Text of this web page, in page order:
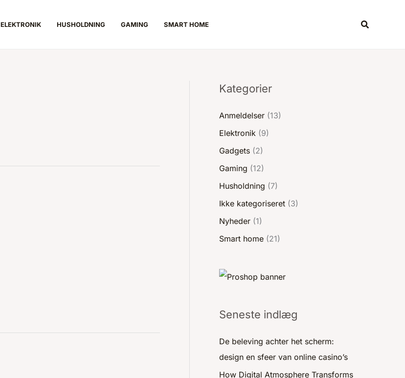
ELEKTRONIK HUSHOLDNING GAMING SMART HOME Søg
Kategorier
Anmeldelser (13)
Elektronik (9)
Gadgets (2)
Gaming (12)
Husholdning (7)
Ikke kategoriseret (3)
Nyheder (1)
Smart home (21)
Seneste indlæg
De beleving achter het scherm:
design en sfeer van online casino’s
How Digital Atmosphere Transforms